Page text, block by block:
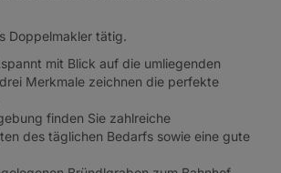
Doppelmakler tätig.
mit Blick auf die umliegenden
Merkmale zeichnen die perfekte
finden Sie zahlreiche
des täglichen Bedarfs sowie eine gute